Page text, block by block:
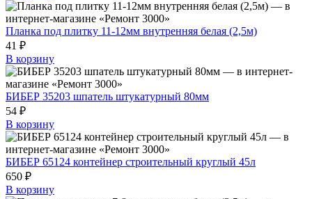
Планка под плитку 11-12мм внутренняя белая (2,5м)
41 ₽
В корзину
БИБЕР 35203 шпатель штукатурный 80мм
54 ₽
В корзину
БИБЕР 65124 контейнер строительный круглый 45л
650 ₽
В корзину